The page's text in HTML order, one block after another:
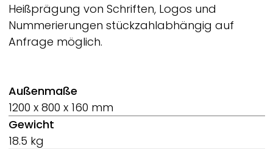
Heißprägung von Schriften, Logos und
Nummerierungen stückzahlabhängig auf
Anfrage möglich.
Außenmaße
1200 x 800 x 160 mm
Gewicht
18.5 kg